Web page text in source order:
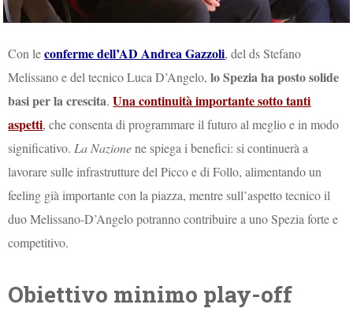
Con leconferme dell’AD Andrea Gazzoli, del ds Stefano
Melissano e del tecnico Luca D’Angelo, lo Spezia ha posto solide
basi per la crescita.Una continuità importante sotto tanti
aspetti, che consenta di programmare il futuro al meglio e in modo
significativo. La Nazionene spiega i benefici: si continuerà a
lavorare sulle infrastrutture del Picco e di Follo, alimentando un
feeling già importante con la piazza, mentre sull’aspetto tecnico il
duo Melissano-D’Angelo potranno contribuire a uno Spezia forte e
competitivo.
Obiettivo minimo play-off